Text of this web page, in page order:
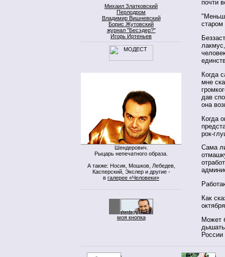
Михаил Златковский
Перлодром
Владимир Вишневский
Борис Жутовский
журнал "Бесэдер?"
Игорь Иртеньев
Шендерович.
Рыцарь непечатного образа.
А также: Носик, Мошков, Лебедев,
Касперский, Экслер и другие -
в галерее «Человеки»
моя кнопка
почти
старом
Когда
мне
дав
она
Когда
рок-
Сама
Как
Может